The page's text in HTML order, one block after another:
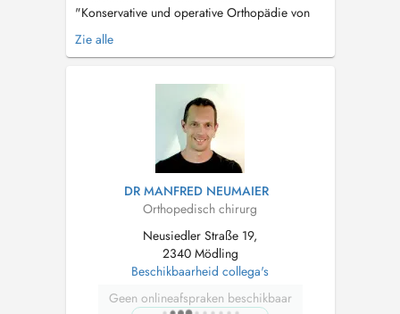
"Konservative und operative Orthopädie von
heute, wissenschaftlich fundiert, kompetent
durch Ausbildung an Europäischen
Atmosphäre das erwartet Sie in meiner
modernen barrierefreinen Ordination in Bad
Zie alle
DR MANFRED NEUMAIER
Orthopedisch chirurg
Neusiedler Straße 19,
2340 Mödling
Beschikbaarheid collega's
Geen onlineafspraken beschikbaar